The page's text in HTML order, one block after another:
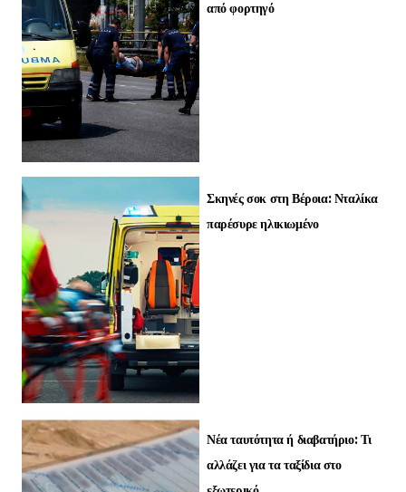
από φορτηγό
Σκηνές σοκ στη Βέροια: Νταλίκα
παρέσυρε ηλικιωμένο
Νέα ταυτότητα ή διαβατήριο: Τι
αλλάζει για τα ταξίδια στο